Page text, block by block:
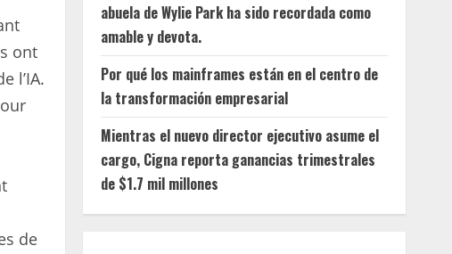
ont
l’IA.
de
abuela de Wylie Park ha sido recordada como
amable y devota.
Por qué los mainframes están en el centro de
la transformación empresarial
Mientras el nuevo director ejecutivo asume el
cargo, Cigna reporta ganancias trimestrales
de $1.7 mil millones